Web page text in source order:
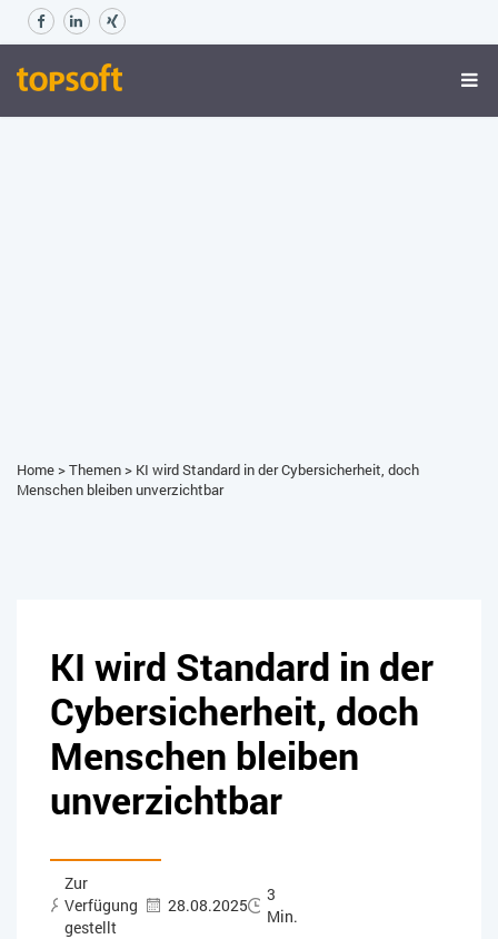
Home>Themen> KI wird Standard in der Cybersicherheit, doch
Menschen bleiben unverzichtbar
KI wird Standard in der
Cybersicherheit, doch
Menschen bleiben
unverzichtbar
Zur
Verfügung
gestellt
28.08.2025
3
Min.